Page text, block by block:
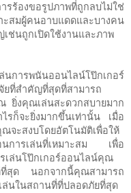
ขอรูปภาพที่ถูกลบไม่ใช่
มผู้คนอาบแดดและบางคน
ช่นถูกเปิดใช้งานและภาพ
การพนันออนไลน์โป๊กเกอร์
ยที่สำคัญที่สุดที่สามารถ
ยิ่งคุณเล่นสะดวกสบายมาก
ไรก็จะยิ่งมากขึ้นเท่านั้น เมื่อ
จะสงบโดยอัตโนมัติเพื่อให้
นการเล่นที่เหมาะสม เพื่อ
เล่นโป๊กเกอร์ออนไลน์คุณ
ดีที่สุด นอกจากนี้คุณสามารถ
ล่นในสถานที่ที่ปลอดภัยที่สุด